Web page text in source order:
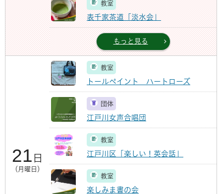
教室
表千家茶道「淡水会」
もっと見る
21 日
（月曜日）
教室
トールペイント ハートローズ
団体
江戸川女声合唱団
教室
江戸川区「楽しい！英会話」
教室
楽しみま書の会